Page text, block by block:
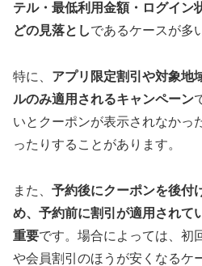
テル・最低利用金額・ログイン
どの見落としであるケースが多
特に、 アプリ限定割引や対象地
ルのみ適用されるキャンペーン
いとクーポンが表示されなかっ
ったりすることがあります。
また、 予約後にクーポンを後付
め、予約前に割引が適用されて
重要です。場合によっては、初
や会員割引のほうが安くなるケ